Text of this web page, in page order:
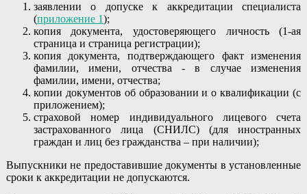
заявлении о допуске к аккредитации специалиста
(приложение 1);
копия документа, удостоверяющего личность (1-ая
страница и страница регистрации);
копия документа, подтверждающего факт изменения
фамилии, имени, отчества - в случае изменения
фамилии, имени, отчества;
копии документов об образовании и о квалификации (с
приложением);
страховой номер индивидуального лицевого счета
застрахованного лица (СНИЛС) (для иностранных
граждан и лиц без гражданства – при наличии);
Выпускники не предоставившие документы в установленные
сроки к аккредитации не допускаются.